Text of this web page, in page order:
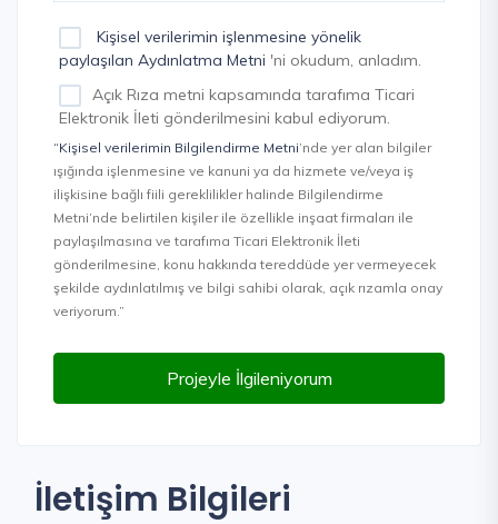
Kişisel verilerimin işlenmesine yönelik
paylaşılan Aydınlatma Metni 'ni okudum, anladım.
Açık Rıza metni kapsamında tarafıma Ticari
Elektronik İleti gönderilmesini kabul ediyorum.
“Kişisel verilerimin Bilgilendirme Metni’nde yer alan bilgiler
ışığında işlenmesine ve kanuni ya da hizmete ve/veya iş
ilişkisine bağlı fiili gereklilikler halinde Bilgilendirme
Metni’nde belirtilen kişiler ile özellikle inşaat firmaları ile
paylaşılmasına ve tarafıma Ticari Elektronik İleti
gönderilmesine, konu hakkında tereddüde yer vermeyecek
şekilde aydınlatılmış ve bilgi sahibi olarak, açık rızamla onay
veriyorum.”
Projeyle İlgileniyorum
İletişim Bilgileri